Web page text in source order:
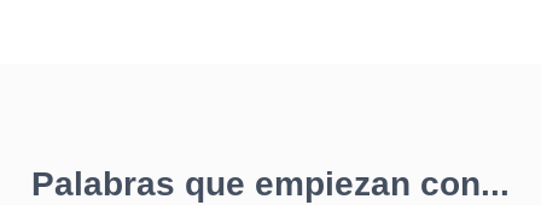
Palabras que empiezan con...